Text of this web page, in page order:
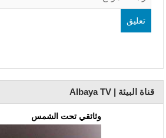
قناة البيئة | Albaya TV
وثائقي تحت الشمس